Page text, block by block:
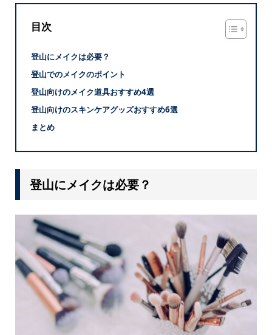
目次
登山にメイクは必要？
登山でのメイクのポイント
登山向けのメイク道具おすすめ4選
登山向けのスキンケアグッズおすすめ6選
まとめ
登山にメイクは必要？